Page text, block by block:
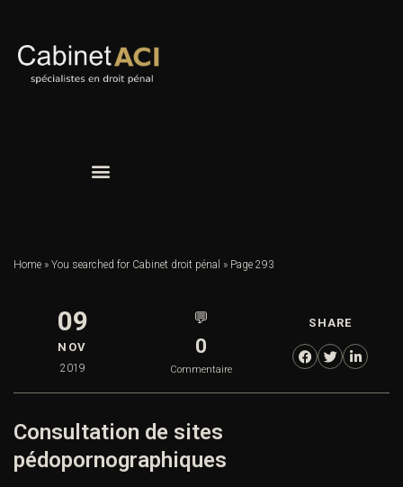
Home » You searched for Cabinet droit pénal » Page 293
09
NOV
2019
💬
0
Commentaire
SHARE
Consultation de sites
pédopornographiques